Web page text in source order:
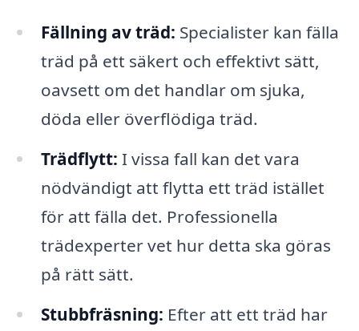
Fällning av träd: Specialister kan fälla
träd på ett säkert och effektivt sätt,
oavsett om det handlar om sjuka,
döda eller överflödiga träd.
Trädflytt: I vissa fall kan det vara
nödvändigt att flytta ett träd istället
för att fälla det. Professionella
trädexperter vet hur detta ska göras
på rätt sätt.
Stubbfräsning: Efter att ett träd har